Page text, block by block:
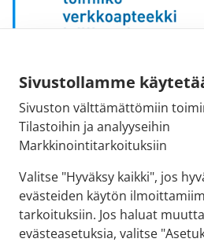
Sivustollamme
Sivuston välttämättömiin
Tilastoihin ja analyyseihin
Markkinointitarkoituksiin
Valitse "Hyväksy kaikki", jos
evästeiden käytön
tarkoituksiin. Jos haluat
evästeasetuksia, valitse
Sähköpostiosoite:
kirjaamo [at] fimea.fi
Fimean vaihde:
029 522 3341